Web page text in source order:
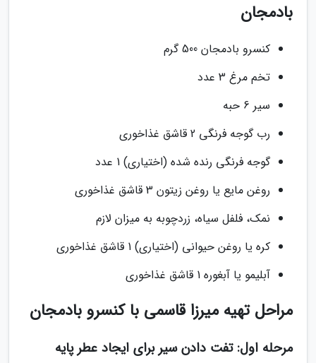
بادمجان
کنسرو بادمجان 500 گرم
تخم مرغ 3 عدد
سیر 6 حبه
رب گوجه فرنگی 2 قاشق غذاخوری
گوجه فرنگی رنده شده (اختیاری) 1 عدد
روغن مایع یا روغن زیتون 3 قاشق غذاخوری
نمک، فلفل سیاه، زردچوبه به میزان لازم
کره یا روغن حیوانی (اختیاری) 1 قاشق غذاخوری
آبلیمو یا آبغوره 1 قاشق غذاخوری
مراحل تهیه میرزا قاسمی با کنسرو بادمجان
مرحله اول: تفت دادن سیر برای ایجاد عطر پایه